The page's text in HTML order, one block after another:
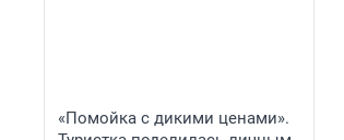
«Помойка с дикими ценами».